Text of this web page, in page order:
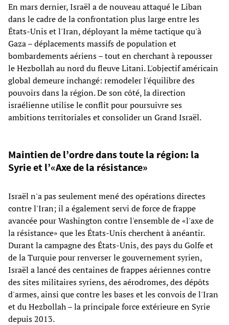
En mars dernier, Israël a de nouveau attaqué le Liban
dans le cadre de la confrontation plus large entre les
États-Unis et l'Iran, déployant la même tactique qu'à
Gaza – déplacements massifs de population et
bombardements aériens – tout en cherchant à repousser
le Hezbollah au nord du fleuve Litani. L'objectif américain
global demeure inchangé: remodeler l'équilibre des
pouvoirs dans la région. De son côté, la direction
israélienne utilise le conflit pour poursuivre ses
ambitions territoriales et consolider un Grand Israël.
Maintien de l’ordre dans toute la région: la
Syrie et l’«Axe de la résistance»
Israël n'a pas seulement mené des opérations directes
contre l'Iran; il a également servi de force de frappe
avancée pour Washington contre l'ensemble de «l'axe de
la résistance» que les États-Unis cherchent à anéantir.
Durant la campagne des États-Unis, des pays du Golfe et
de la Turquie pour renverser le gouvernement syrien,
Israël a lancé des centaines de frappes aériennes contre
des sites militaires syriens, des aérodromes, des dépôts
d'armes, ainsi que contre les bases et les convois de l'Iran
et du Hezbollah – la principale force extérieure en Syrie
depuis 2013.